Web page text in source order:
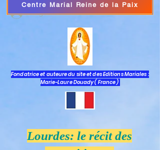
Log In
Centre Marial Reine de la Paix
Fondatrice et auteure du site et des Editions Mariales :
Marie-Laure Douady ( France )
Lourdes: le récit des